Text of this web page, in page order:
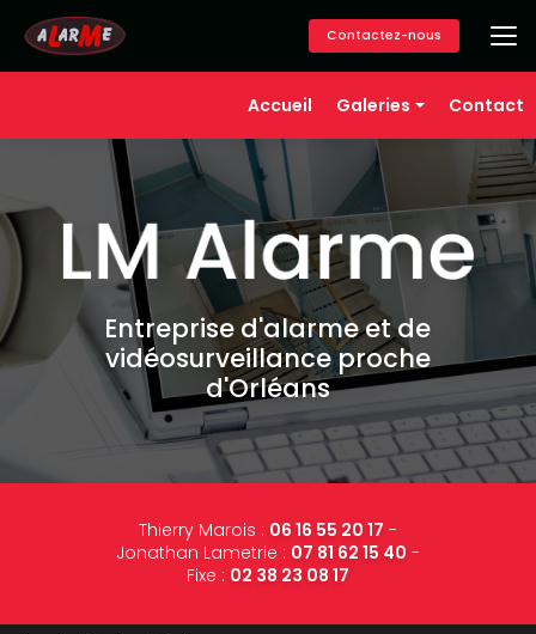
contenu
principal
Accueil
Galeries
Alarme
Vidéosurveillance
Contrôle d'accès
Téléassistance
Domotique
Contact
Contactez-nous
Entreprise d'alarme et de
vidéosurveillance proche
d'Orléans
Thierry Marois : 06 16 55 20 17 -
Jonathan Lametrie : 07 81 62 15 40 -
Fixe : 02 38 23 08 17